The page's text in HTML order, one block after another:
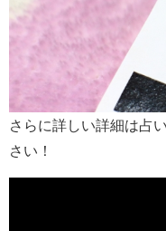
さらに詳しい詳細は占
さい！